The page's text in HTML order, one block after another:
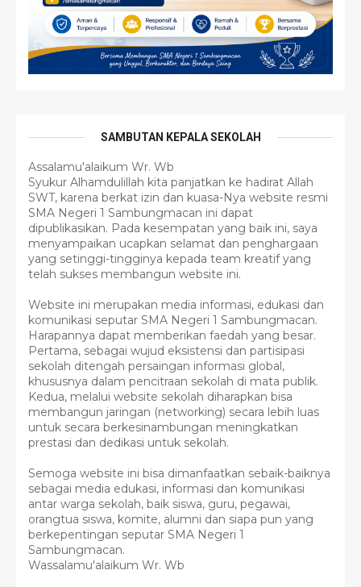
SAMBUTAN KEPALA SEKOLAH
Assalamu'alaikum Wr. Wb
Syukur Alhamdulillah kita panjatkan ke hadirat Allah
SWT, karena berkat izin dan kuasa-Nya website resmi
SMA Negeri 1 Sambungmacan ini dapat
dipublikasikan. Pada kesempatan yang baik ini, saya
menyampaikan ucapkan selamat dan penghargaan
yang setinggi-tingginya kepada team kreatif yang
telah sukses membangun website ini.
Website ini merupakan media informasi, edukasi dan
komunikasi seputar SMA Negeri 1 Sambungmacan.
Harapannya dapat memberikan faedah yang besar.
Pertama, sebagai wujud eksistensi dan partisipasi
sekolah ditengah persaingan informasi global,
khususnya dalam pencitraan sekolah di mata publik.
Kedua, melalui website sekolah diharapkan bisa
membangun jaringan (networking) secara lebih luas
untuk secara berkesinambungan meningkatkan
prestasi dan dedikasi untuk sekolah.
Semoga website ini bisa dimanfaatkan sebaik-baiknya
sebagai media edukasi, informasi dan komunikasi
antar warga sekolah, baik siswa, guru, pegawai,
orangtua siswa, komite, alumni dan siapa pun yang
berkepentingan seputar SMA Negeri 1
Sambungmacan.
Wassalamu'alaikum Wr. Wb